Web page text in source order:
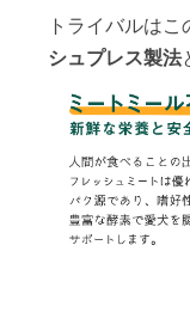
トライバルは
シュプレス製法